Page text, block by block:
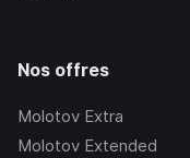
Nos offres
Molotov Extra
Molotov Extended